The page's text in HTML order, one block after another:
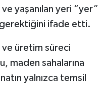
yaşanılan yeri “yer”
gerektiğini ifade etti.
ve üretim süreci
maden sahalarına
yalnızca temsil